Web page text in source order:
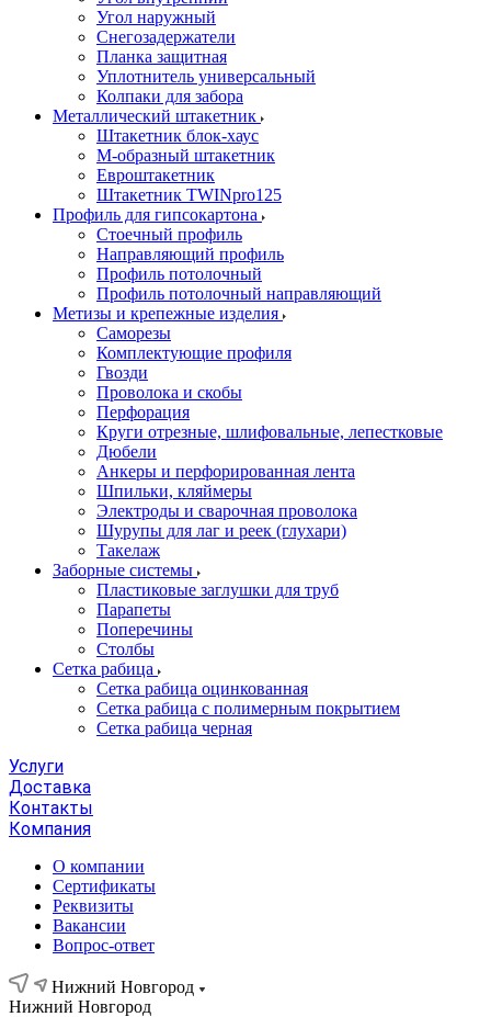
Угол наружный
Снегозадержатели
Планка защитная
Уплотнитель универсальный
Колпаки для забора
Металлический штакетник
Штакетник блок-хаус
М-образный штакетник
Евроштакетник
Штакетник TWINpro125
Профиль для гипсокартона
Стоечный профиль
Направляющий профиль
Профиль потолочный
Профиль потолочный направляющий
Метизы и крепежные изделия
Саморезы
Комплектующие профиля
Гвозди
Проволока и скобы
Перфорация
Круги отрезные, шлифовальные, лепестковые
Дюбели
Анкеры и перфорированная лента
Шпильки, кляймеры
Электроды и сварочная проволока
Шурупы для лаг и реек (глухари)
Такелаж
Заборные системы
Пластиковые заглушки для труб
Парапеты
Поперечины
Столбы
Сетка рабица
Сетка рабица оцинкованная
Сетка рабица с полимерным покрытием
Сетка рабица черная
Услуги
Доставка
Контакты
Компания
О компании
Сертификаты
Реквизиты
Вакансии
Вопрос-ответ
Нижний Новгород
Нижний Новгород